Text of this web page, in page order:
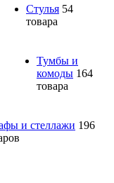
Стулья 54
товара
Тумбы и
комоды 164
товара
и стеллажи 196